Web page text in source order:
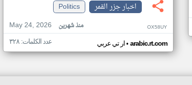
اخبار جزر القمر
Politics
May 24, 2026
منذ شهرين OX58UY
ار تي عربي• arabic.rt.com عدد الكلمات: ٣٢٨